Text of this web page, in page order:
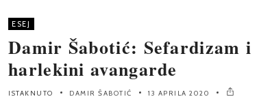
ESEJ
Damir Šabotić: Sefardizam i
harlekini avangarde
ISTAKNUTO DAMIR ŠABOTIĆ
13 APRILA 2020